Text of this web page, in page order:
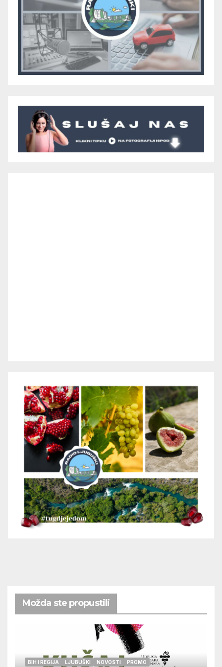
Možda ste propustili
BIH I REGIJA LJUBUŠKI NOVOSTI PROMO